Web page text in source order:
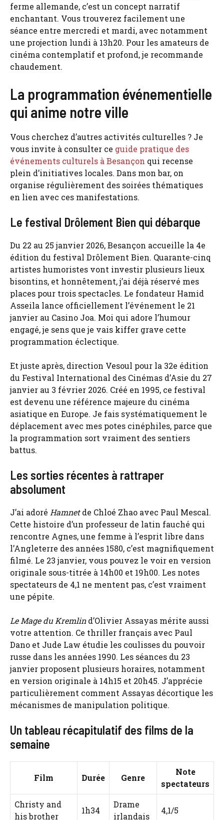
ferme allemande, c’est un concept narratif
enchantant. Vous trouverez facilement une
séance entre mercredi et mardi, avec notamment
une projection lundi à 13h20. Pour les amateurs de
cinéma contemplatif et profond, je recommande
chaudement.
La programmation événementielle
qui anime notre ville
Vous cherchez d’autres activités culturelles ? Je
vous invite à consulter ce guide pratique des
événements culturels à Besançon qui recense
plein d’initiatives locales. Dans mon bar, on
organise régulièrement des soirées thématiques
en lien avec ces manifestations.
Le festival Drôlement Bien qui débarque
Du 22 au 25 janvier 2026, Besançon accueille la 4e
édition du festival Drôlement Bien. Quarante-cinq
artistes humoristes vont investir plusieurs lieux
bisontins, et honnêtement, j’ai déjà réservé mes
places pour trois spectacles. Le fondateur Hamid
Asseila lance officiellement l’événement le 21
janvier au Casino Joa. Moi qui adore l’humour
engagé, je sens que je vais kiffer grave cette
programmation éclectique.
Et juste après, direction Vesoul pour la 32e édition
du Festival International des Cinémas d’Asie du 27
janvier au 3 février 2026. Créé en 1995, ce festival
est devenu une référence majeure du cinéma
asiatique en Europe. Je fais systématiquement le
déplacement avec mes potes cinéphiles, parce que
la programmation sort vraiment des sentiers
battus.
Les sorties récentes à rattraper
absolument
J’ai adoré Hamnetde Chloé Zhao avec Paul Mescal.
Cette histoire d’un professeur de latin fauché qui
rencontre Agnes, une femme à l’esprit libre dans
l’Angleterre des années 1580, c’est magnifiquement
filmé. Le 23 janvier, vous pouvez le voir en version
originale sous-titrée à 14h00 et 19h00. Les notes
spectateurs de 4,1 ne mentent pas, c’est vraiment
une pépite.
Le Mage du Kremlind’Olivier Assayas mérite aussi
votre attention. Ce thriller français avec Paul
Dano et Jude Law étudie les coulisses du pouvoir
russe dans les années 1990. Les séances du 23
janvier proposent plusieurs horaires, notamment
en version originale à 14h15 et 20h45. J’apprécie
particulièrement comment Assayas décortique les
mécanismes de manipulation politique.
Un tableau récapitulatif des films de la
semaine
Film Durée Genre
Note
spectateurs
Christy and
his brother
1h34
Drame
irlandais
4,1/5